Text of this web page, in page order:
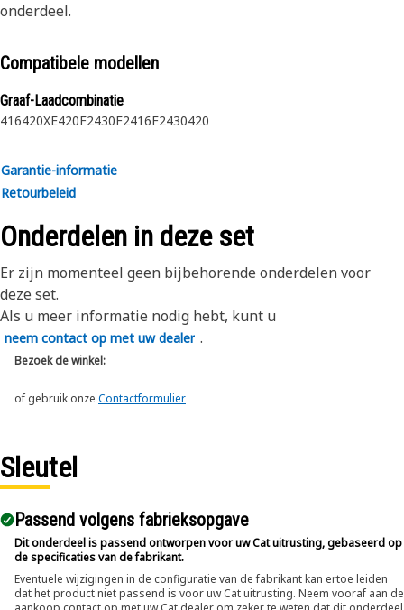
onderdeel.
Compatibele modellen
Graaf-Laadcombinatie
416420XE420F2430F2416F2430420
Garantie-informatie
Retourbeleid
Onderdelen in deze set
Er zijn momenteel geen bijbehorende onderdelen voor
deze set.
Als u meer informatie nodig hebt, kunt u
neem contact op met uw dealer
Bezoek de winkel:
of gebruik onze Contactformulier
.
Sleutel
Passend volgens fabrieksopgave
Dit onderdeel is passend ontworpen voor uw Cat uitrusting, gebaseerd op
de specificaties van de fabrikant.
Eventuele wijzigingen in de configuratie van de fabrikant kan ertoe leiden
dat het product niet passend is voor uw Cat uitrusting. Neem vooraf aan de